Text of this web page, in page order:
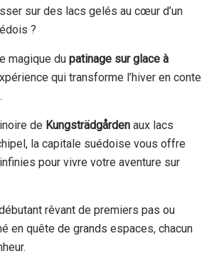
sur des lacs gelés au cœur d’un
?
magique du patinage sur glace à
qui transforme l’hiver en conte
de Kungsträdgården aux lacs
la capitale suédoise vous offre
pour vivre votre aventure sur
rêvant de premiers pas ou
en quête de grands espaces, chacun